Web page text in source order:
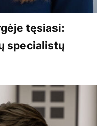
tęsiasi:
specialistų